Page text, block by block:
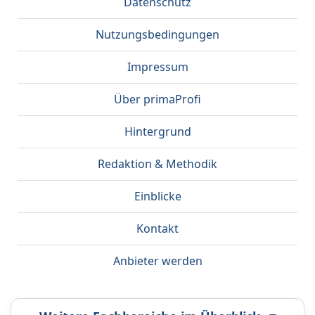
Nutzungsbedingungen
Impressum
Über primaProfi
Hintergrund
Redaktion & Methodik
Einblicke
Kontakt
Anbieter werden